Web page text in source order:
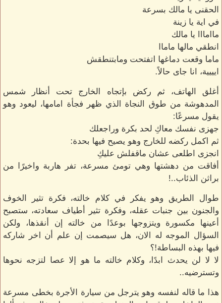
الحقنى يا مالك بسرعة
في اية يا زينة
ماامااا يا مالك
انطقي مالها ماماا
ماما وقعت دماغها اتفتحت ومابتنطقش
ايييية، انا جاى حالاً.
أغلق الهاتف، ثم ركض بإتجاه الخارج تحت أنظار شمس
المدهوشة من طوق النجاة الذي ظهر فجأة امامها، ليعود وهو
يقول مسرعًا:
جهزى نفسك معاكِ لحد بكرة وراجعلك
ثم اكمل ركضه للخارج وهو يصيح فيها بحدة:
انجزى اطلعى عشان ماقفلش عليكِ
أفاقت من دهشتها وهي تومئ مسرعة، تفر هاربة واخيرًا من
براثن الذئاب..!
طوال الطريق وهو يفكر في كلام خالته، فكرة تثير الخوف
والجنون بين جنبات عقله، وفكرة تثير أطياف سعادته، ستصبح
أعينها مكسورة ويتزوجها بوعدًا من خالته إن أنقذها، ولكن
السؤال الموجه له الان، هل سيصمت إن علم أن اخر شاركه
فيها بهذه البساطة!؟
لا لا لن يحدث ابدًا، وكلام خالته ما هو إلا عصا لتزجه نحوها
وتسترضيه..
هذا ما قاله لنفسه وهو يترجل من سيارة الأجرة بخطى مسرعة